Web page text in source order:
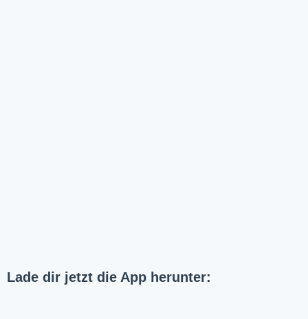
Lade dir jetzt die App herunter: